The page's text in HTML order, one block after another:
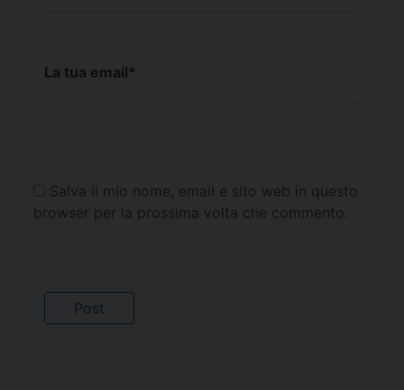
La tua email*
Salva il mio nome, email e sito web in questo
browser per la prossima volta che commento.